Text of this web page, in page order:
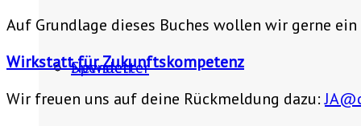
Spenden
Newsletter
Auf Grundlage dieses Buches wollen wir gerne
Wirkstatt für Zukunftskompetenz
Wir freuen uns auf deine Rückmeldung dazu: